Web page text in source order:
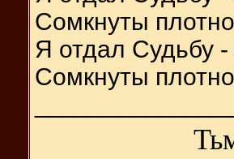
Сомкнуты
Я отдал Судьбу
Сомкнуты